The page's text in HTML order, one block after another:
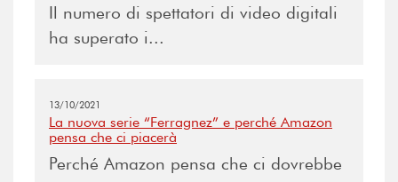
Il numero di spettatori di video digitali
ha superato i...
13/10/2021
La nuova serie “Ferragnez” e perché Amazon
pensa che ci piacerà
Perché Amazon pensa che ci dovrebbe